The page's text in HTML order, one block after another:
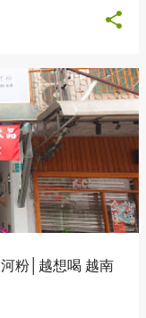
粉│越想喝 越南